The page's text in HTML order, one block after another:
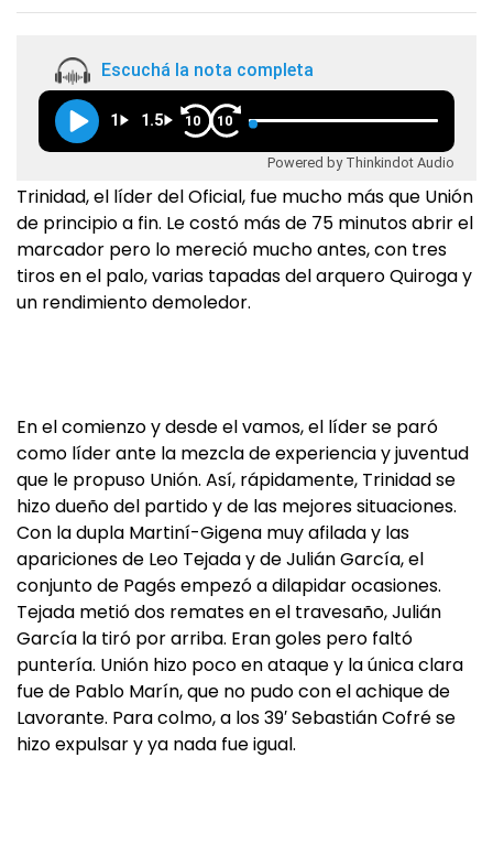
Escuchá la nota completa
1 1.5 10 10
Powered by Thinkindot Audio
Trinidad, el líder del Oficial, fue mucho más que Unión
de principio a fin. Le costó más de 75 minutos abrir el
marcador pero lo mereció mucho antes, con tres
tiros en el palo, varias tapadas del arquero Quiroga y
un rendimiento demoledor.
En el comienzo y desde el vamos, el líder se paró
como líder ante la mezcla de experiencia y juventud
que le propuso Unión. Así, rápidamente, Trinidad se
hizo dueño del partido y de las mejores situaciones.
Con la dupla Martiní-Gigena muy afilada y las
apariciones de Leo Tejada y de Julián García, el
conjunto de Pagés empezó a dilapidar ocasiones.
Tejada metió dos remates en el travesaño, Julián
García la tiró por arriba. Eran goles pero faltó
puntería. Unión hizo poco en ataque y la única clara
fue de Pablo Marín, que no pudo con el achique de
Lavorante. Para colmo, a los 39′ Sebastián Cofré se
hizo expulsar y ya nada fue igual.